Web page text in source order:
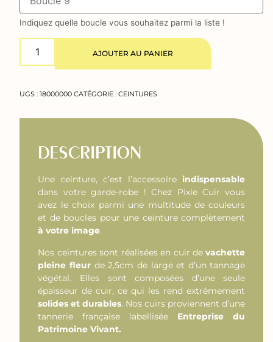
Indiquez quelle boucle vous souhaitez parmi la liste !
AJOUTER AU PANIER
UGS :18000000 CATÉGORIE :CEINTURES
DESCRIPTION
Une ceinture, c’est l’accessoire indispensable
dans votre garde-robe ! Chez Pixie Cuir vous
avez le choix parmi une multitude de couleurs
et de boucles pour une ceinture complètement
à votre image.
Nos ceintures sont réalisées en cuir devachette
pleine fleur de 2,5cm de large et d’un tannage
végétal. Elles sont composées d’une seule
épaisseur de cuir, ce qui les rend extrêmement
solides et durables. Nos cuirs proviennent d’une
tannerie française labellisée Entreprise du
Patrimoine Vivant.